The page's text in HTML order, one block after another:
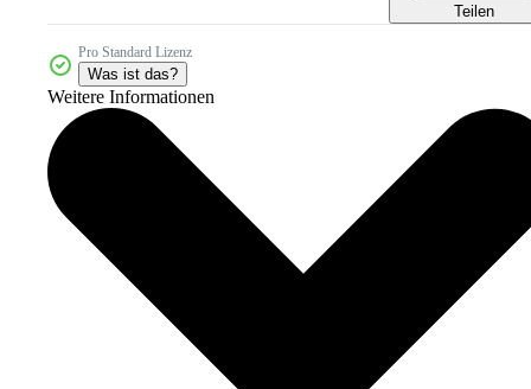
Teilen
Pro Standard Lizenz
Was ist das?
Weitere Informationen